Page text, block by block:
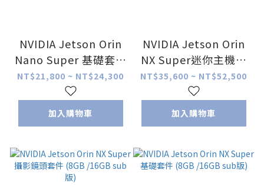
NVIDIA Jetson Orin
Nano Super 基礎套件
( 4GB/8GB sub版)
NT$21,800 ~ NT$24,300
加入購物車
NVIDIA Jetson Orin
NX Super迷你主機套
件 (8GB /16GB sub
版)
NT$35,600 ~ NT$52,500
加入購物車